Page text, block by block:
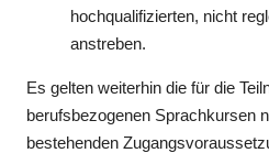
hoch­qualifizierten, nicht
anstreben.
Es gelten weiterhin die für die
berufsbezogenen Sprachkursen
bestehenden